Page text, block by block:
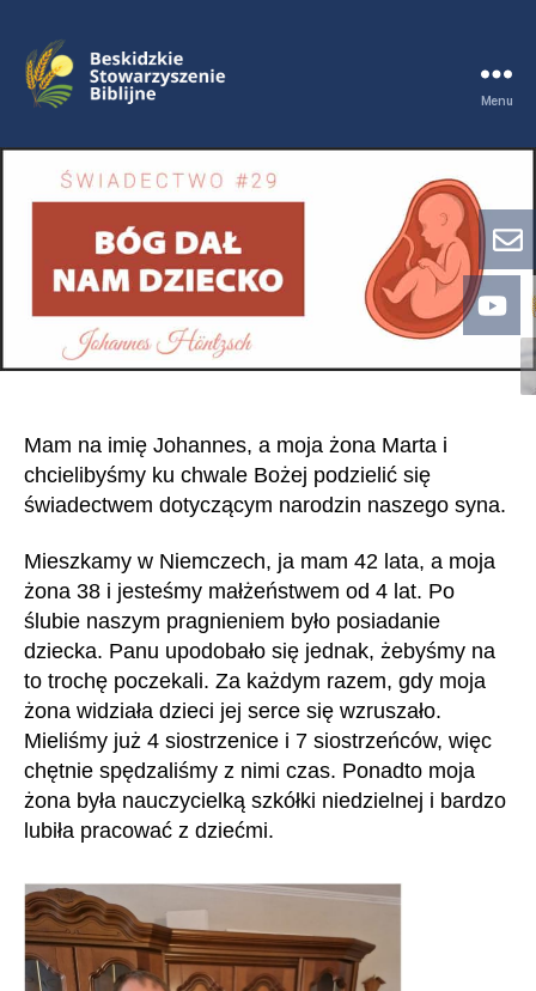
|
Beskidzkie
Stowarzyszenie
Menu
Mam na imię Johannes, a moja żona Marta i
chcielibyśmy ku chwale Bożej podzielić się
świadectwem dotyczącym narodzin naszego syna.
Mieszkamy w Niemczech, ja mam 42 lata, a moja
żona 38 i jesteśmy małżeństwem od 4 lat. Po
ślubie naszym pragnieniem było posiadanie
dziecka. Panu upodobało się jednak, żebyśmy na
to trochę poczekali. Za każdym razem, gdy moja
żona widziała dzieci jej serce się wzruszało.
Mieliśmy już 4 siostrzenice i 7 siostrzeńców, więc
chętnie spędzaliśmy z nimi czas. Ponadto moja
żona była nauczycielką szkółki niedzielnej i bardzo
lubiła pracować z dziećmi.